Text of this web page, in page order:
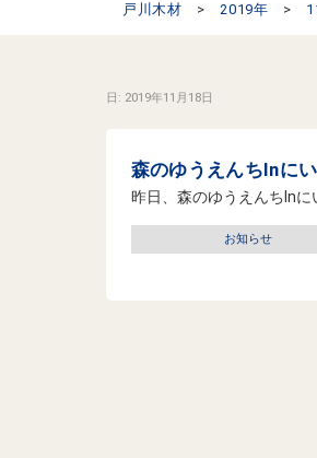
戸川木材 > 2019年 >
日: 2019年11月18日
森のゆうえんちInに
昨日、森のゆうえんちIn
お知らせ